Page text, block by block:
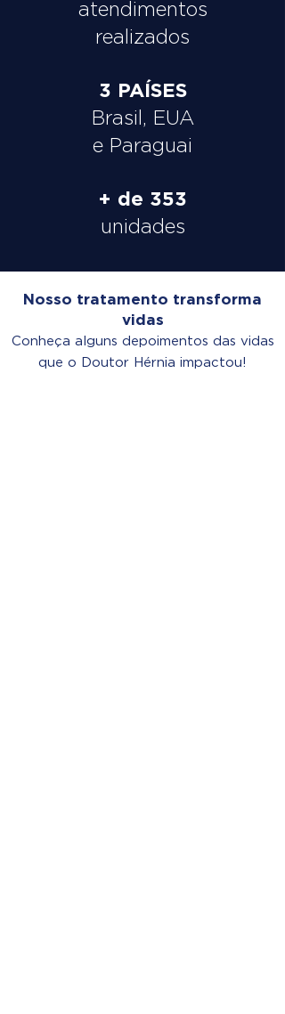
atendimentos
realizados
3 PAÍSES
Brasil, EUA
e Paraguai
+ de 353
unidades
Nosso tratamento transforma
vidas
Conheça alguns depoimentos das vidas
que o Doutor Hérnia impactou!